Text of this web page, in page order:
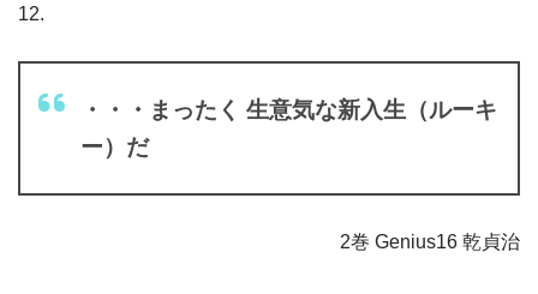
12.
・・・まったく 生意気な新入生（ルーキ
ー）だ
2巻 Genius16 乾貞治